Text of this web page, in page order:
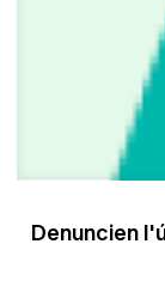
Denuncien